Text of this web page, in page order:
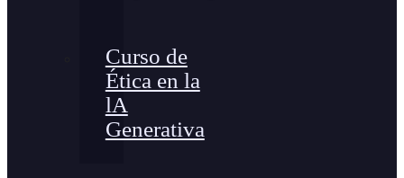
Curso de
Ética en la
lA
Generativa